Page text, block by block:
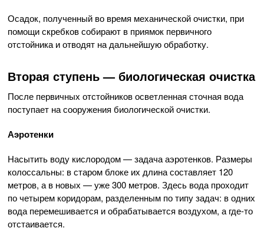
Осадок, полученный во время механической очистки, при
помощи скребков собирают в приямок первичного
отстойника и отводят на дальнейшую обработку.
Вторая ступень — биологическая очистка
После первичных отстойников осветленная сточная вода
поступает на сооружения биологической очистки.
Аэротенки
Насытить воду кислородом — задача аэротенков. Размеры
колоссальны: в старом блоке их длина составляет 120
метров, а в новых — уже 300 метров. Здесь вода проходит
по четырем коридорам, разделенным по типу задач: в одних
вода перемешивается и обрабатывается воздухом, а где-то
отстаивается.